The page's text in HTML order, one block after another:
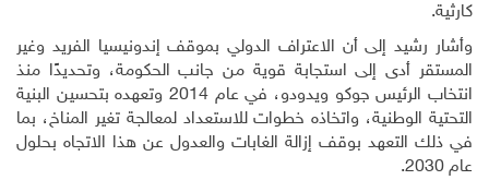
كارثية.
وأشار رشيد إلى أن الاعتراف الدولي بموقف إندونيسيا الفريد وغير
المستقر أدى إلى استجابة قوية من جانب الحكومة، وتحديدًا منذ
انتخاب الرئيس جوكو ويدودو، في عام 2014 وتعهده بتحسين البنية
التحتية الوطنية، واتخاذه خطوات للاستعداد لمعالجة تغير المناخ، بما
في ذلك التعهد بوقف إزالة الغابات والعدول عن هذا الاتجاه بحلول
عام 2030
.